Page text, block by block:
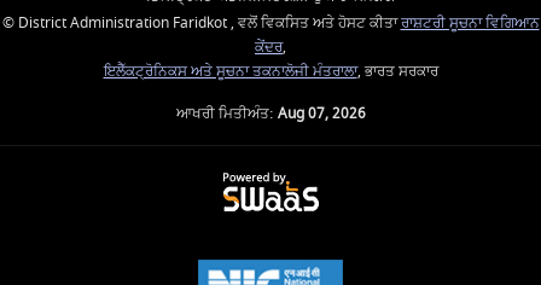
© District Administration Faridkot , ਵਲੋਂ ਵਿਕਸਿਤ ਅਤੇ ਹੋਸਟ ਕੀਤਾਰਾਸ਼ਟਰੀ ਸੂਚਨਾ ਵਿਗਿਆਨ
ਕੇਂਦਰ,
ਇਲੈੱਕਟ੍ਰੋਨਿਕਸ ਅਤੇ ਸੂਚਨਾ ਤਕਨਾਲੋਜੀ ਮੰਤਰਾਲਾ, ਭਾਰਤ ਸਰਕਾਰ
ਆਖਰੀ ਮਿਤੀਅੰਤ: Aug 07, 2026